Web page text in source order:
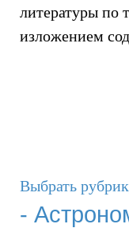
литературы по
изложением
Выбрать
-